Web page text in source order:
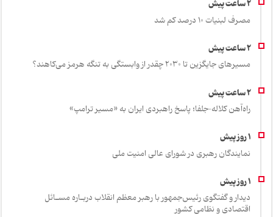
مصرف لبنیات 10 درصد کم شد
مسیرهای جایگزین تا ۲۰۳۰ چقدر از وابستگی به تنگه هرمز می‌کاهند؟
راه‌آهن کلاله–جلفا؛ پاسخ راهبردی ایران به «مسیر ترامپ»
نمایندگان رهبری در شورای عالی امنیت ملی
دیدار و گفتگوی رئیس‌جمهور با رهبر معظم انقلاب دربـاره مسـائل
اقتصادی و نظامی کشور